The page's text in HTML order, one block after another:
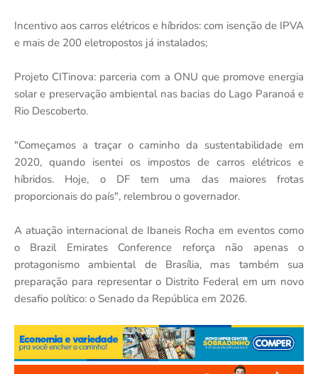
Incentivo aos carros elétricos e híbridos: com isenção de IPVA
e mais de 200 eletropostos já instalados;
Projeto CITinova: parceria com a ONU que promove energia
solar e preservação ambiental nas bacias do Lago Paranoá e
Rio Descoberto.
"Começamos a traçar o caminho da sustentabilidade em
2020, quando isentei os impostos de carros elétricos e
híbridos. Hoje, o DF tem uma das maiores frotas
proporcionais do país", relembrou o governador.
A atuação internacional de Ibaneis Rocha em eventos como
o Brazil Emirates Conference reforça não apenas o
protagonismo ambiental de Brasília, mas também sua
preparação para representar o Distrito Federal em um novo
desafio político: o Senado da República em 2026.